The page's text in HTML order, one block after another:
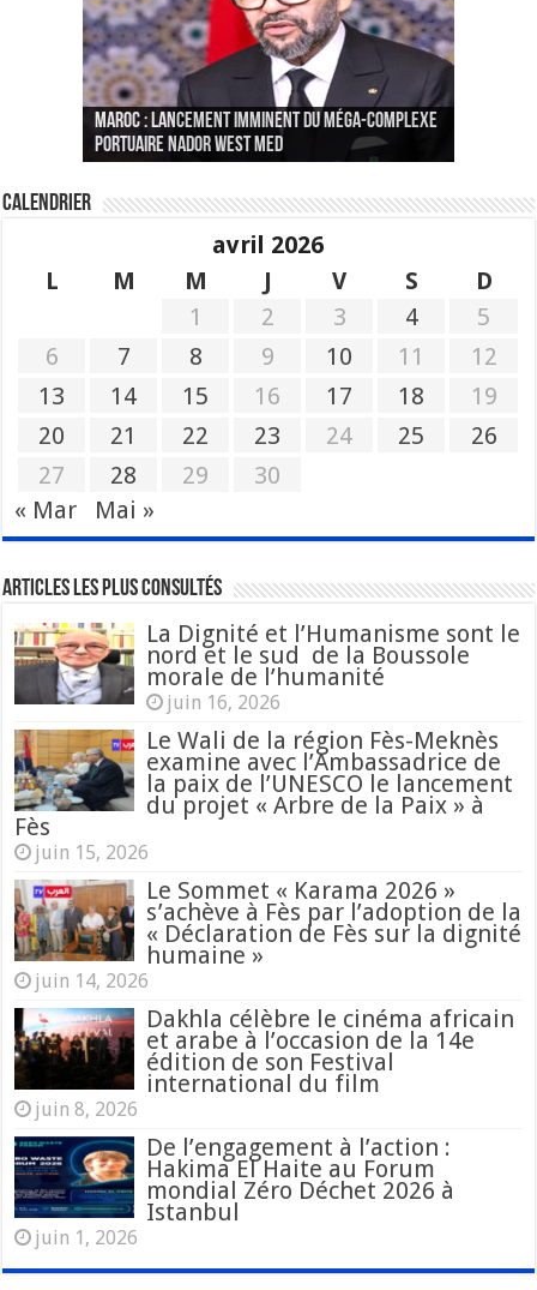
MAROC : Lancement imminent du méga-complexe
portuaire Nador West Med
Le Wali Ait Taleb préside la nomination du
nouveau Secrétaire Général pour insuffler un
sang nouveau à l’administration
Fès : La 70e conférence annuelle de la
Fédération internationale des journalistes et
des écrivains s’est achevée
Paris va présenter à Alger une liste de
« plusieurs centaines de personnes » aux
profils « dangereux »
CGEM: le binôme Oukacha-Joundy reconduit à la
tête de la Fédération des pêches maritimes
Calendrier
avril 2026
L
M M J V S
D
1
2 3 4
5
6
7 8 9 10 11
12
13
14 15 16 17 18
19
20
21 22 23 24 25
26
27
28 29
30
« Mar
Mai »
Articles les plus consultés
La Dignité et l’Humanisme sont le
nord et le sud de la Boussole
morale de l’humanité
juin 16, 2026
Le Wali de la région Fès-Meknès
examine avec l’Ambassadrice de
la paix de l’UNESCO le lancement
du projet « Arbre de la Paix » à
Fès
juin 15, 2026
Le Sommet « Karama 2026 »
s’achève à Fès par l’adoption de la
« Déclaration de Fès sur la dignité
humaine »
juin 14, 2026
Dakhla célèbre le cinéma africain
et arabe à l’occasion de la 14e
édition de son Festival
international du film
juin 8, 2026
De l’engagement à l’action :
Hakima El Haite au Forum
mondial Zéro Déchet 2026 à
Istanbul
juin 1, 2026